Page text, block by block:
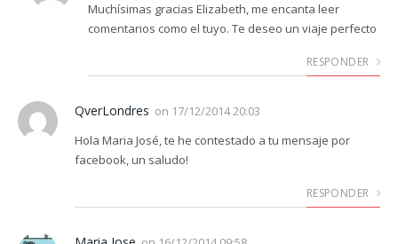
Muchísimas gracias Elizabeth, me encanta leer
comentarios como el tuyo. Te deseo un viaje perfecto
RESPONDER
QverLondres on 17/12/2014 20:03
Hola Maria José, te he contestado a tu mensaje por
facebook, un saludo!
RESPONDER